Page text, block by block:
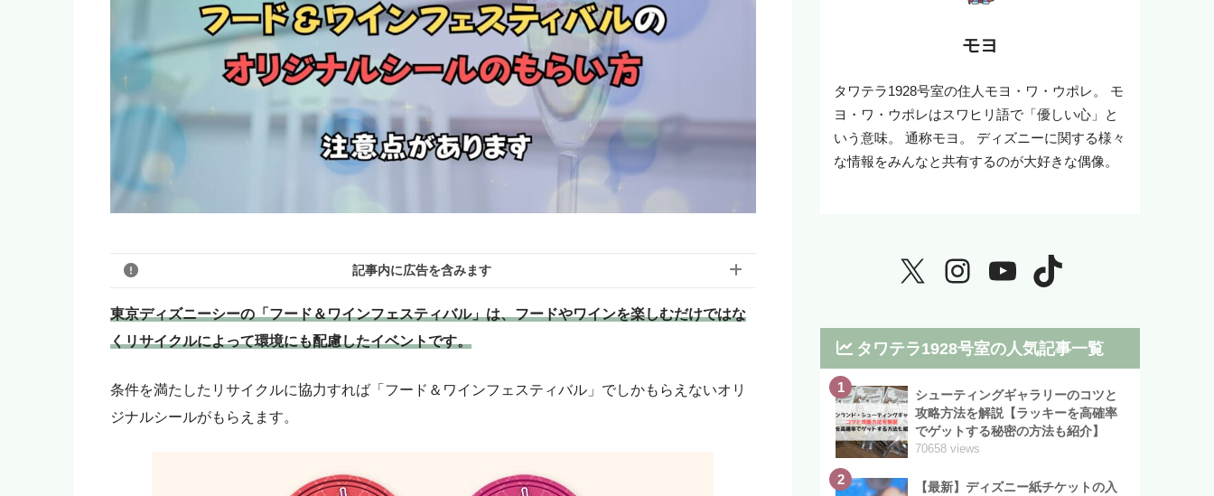
記事内に広告を含みます
モヨ
このブログのリンクは広告を含んでいる場合があります。モヨのことを「応援しても
「モヨなんか応援しない！」という人はリンクを踏まずに検索して、お目当ての商品
をご購入ください。
東京ディズニーシーの「フード＆ワインフェスティバル」は、フードやワインを楽しむだけではな
くリサイクルによって環境にも配慮したイベントです。
条件を満たしたリサイクルに協力すれば「フード＆ワインフェスティバル」でしかもらえないオリ
ジナルシールがもらえます。
モヨ
タワテラ1928号室の住人モヨ・ワ・ウポレ。 モ
ヨ・ワ・ウポレはスワヒリ語で「優しい心」と
いう意味。 通称モヨ。 ディズニーに関する様々
な情報をみんなと共有するのが大好きな偶像。
タワテラ1928号室の人気記事一覧
1
シューティングギャラリーのコツと
攻略方法を解説【ラッキーを高確率
でゲットする秘密の方法も紹介】
70658 views
2
【最新】ディズニー紙チケットの入